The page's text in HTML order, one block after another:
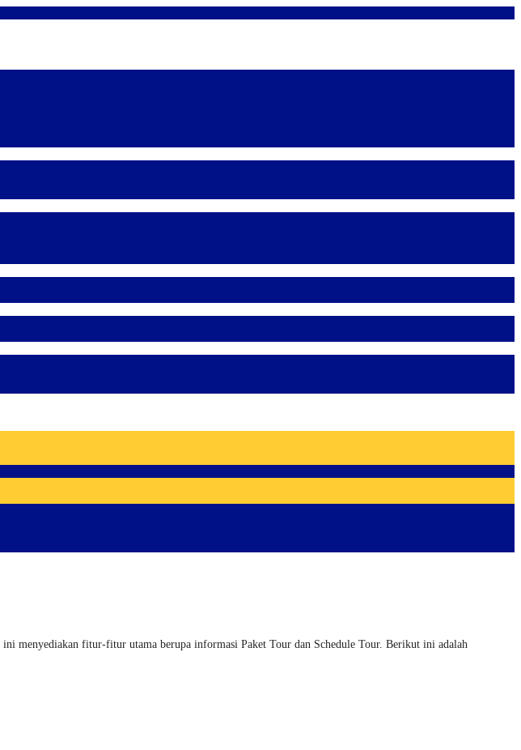
menyediakan fitur-fitur utama berupa informasi Paket Tour dan Schedule Tour. Berikut ini adalah